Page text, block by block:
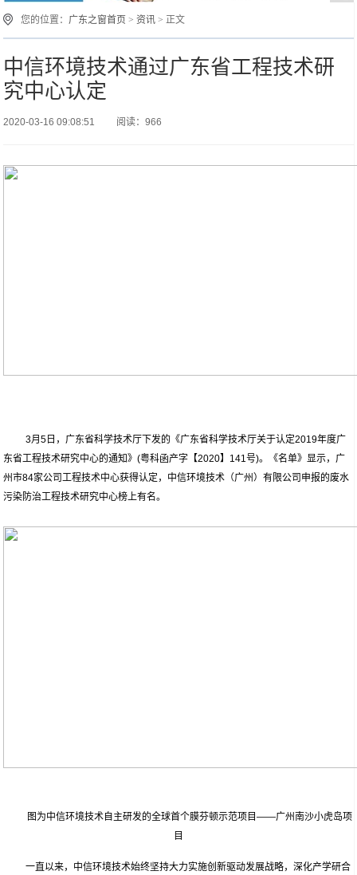
您的位置： 广东之窗首页 >资讯 > 正文
中信环境技术通过广东省工程技术研
究中心认定
2020-03-16 09:08:51 阅读：966
3月5日，广东省科学技术厅下发的《广东省科学技术厅关于认定2019年度广
东省工程技术研究中心的通知》(粤科函产字【2020】141号)。《名单》显示，广
州市84家公司工程技术中心获得认定，中信环境技术（广州）有限公司申报的废水
污染防治工程技术研究中心榜上有名。
图为中信环境技术自主研发的全球首个膜芬顿示范项目——广州南沙小虎岛项
目
一直以来，中信环境技术始终坚持大力实施创新驱动发展战略，深化产学研合